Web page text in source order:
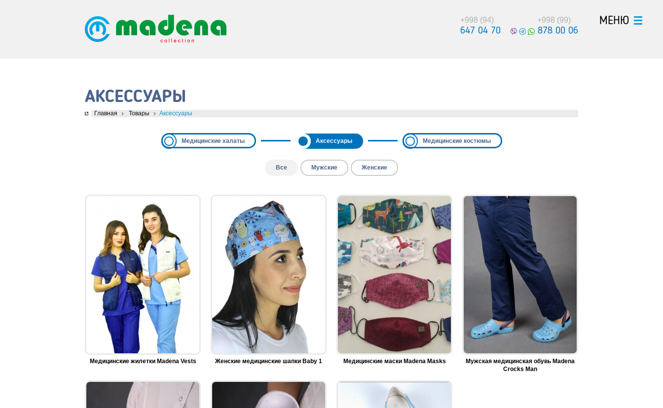
МЕНЮ
+998 (94)
647 04 70
+998 (99)
878 00 06
АКСЕССУАРЫ
Главная Товары Аксессуары
Медицинские халаты Аксессуары Медицинские костюмы
Все Мужские Женские
Медицинские жилетки Madena Vests Женские медицинские шапки Baby 1 Медицинские маски Madena Masks
Мужская медицинская обувь Madena
Crocks Man